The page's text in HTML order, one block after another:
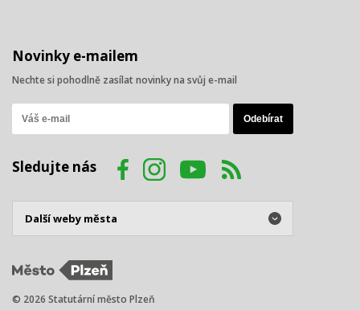
Novinky e-mailem
Nechte si pohodlně zasílat novinky na svůj e-mail
Sledujte nás
© 2026 Statutární město Plzeň